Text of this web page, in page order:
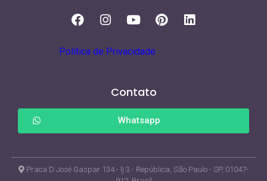
Política de Privacidade
Contato
Whatsapp
Praca D José Gaspar 134 - lj 3 - República, São Paulo - SP, 01047-